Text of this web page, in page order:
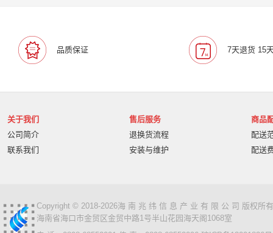
品质保证 7天退货 15
关于我们
公司简介
联系我们
售后服务
退换货流程
安装与维护
商品
配送
配送
Copyright © 2018-2026海 南 兆 纬 信 息 产 业 有 限 公 司 版权所
海南省海口市金贸区金贸中路1号半山花园海天阁1068室